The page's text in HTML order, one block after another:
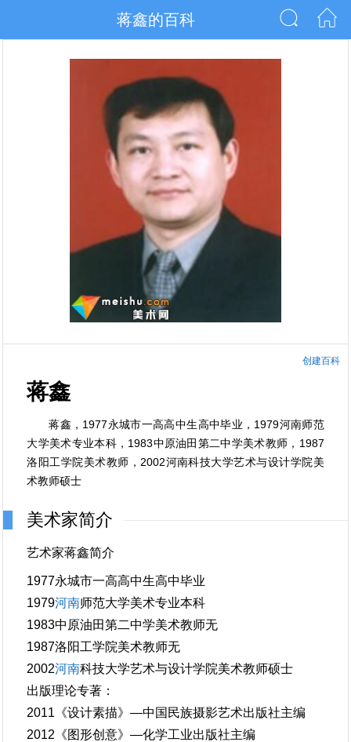
蒋鑫的百科
创建百科
蒋鑫
蒋鑫，1977永城市一高高中生高中毕业，1979河南师范
大学美术专业本科，1983中原油田第二中学美术教师，1987
洛阳工学院美术教师，2002河南科技大学艺术与设计学院美
术教师硕士
美术家简介
艺术家蒋鑫简介
1977永城市一高高中生高中毕业
1979河南师范大学美术专业本科
1983中原油田第二中学美术教师无
1987洛阳工学院美术教师无
2002河南科技大学艺术与设计学院美术教师硕士
出版理论专著：
2011《设计素描》—中国民族摄影艺术出版社主编
2012《图形创意》—化学工业出版社主编